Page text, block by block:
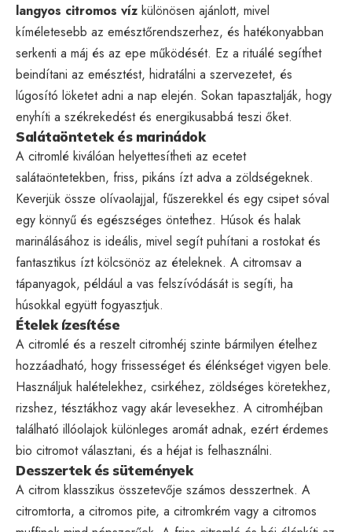
langyos citromos víz különösen ajánlott, mivel
kíméletesebb az emésztőrendszerhez, és hatékonyabban
serkenti a máj és az epe működését. Ez a rituálé segíthet
beindítani az emésztést, hidratálni a szervezetet, és
lúgosító löketet adni a nap elején. Sokan tapasztalják, hogy
enyhíti a székrekedést és energikusabbá teszi őket.
Salátaöntetek és marinádok
A citromlé kiválóan helyettesítheti az ecetet
salátaöntetekben, friss, pikáns ízt adva a zöldségeknek.
Keverjük össze olívaolajjal, fűszerekkel és egy csipet sóval
egy könnyű és egészséges öntethez. Húsok és halak
marinálásához is ideális, mivel segít puhítani a rostokat és
fantasztikus ízt kölcsönöz az ételeknek. A citromsav a
tápanyagok, például a vas felszívódását is segíti, ha
húsokkal együtt fogyasztjuk.
Ételek ízesítése
A citromlé és a reszelt citromhéj szinte bármilyen ételhez
hozzáadható, hogy frissességet és élénkséget vigyen bele.
Használjuk halételekhez, csirkéhez, zöldséges köretekhez,
rizshez, tésztákhoz vagy akár levesekhez. A citromhéjban
található illóolajok különleges aromát adnak, ezért érdemes
bio citromot választani, és a héjat is felhasználni.
Desszertek és sütemények
A citrom klasszikus összetevője számos desszertnek. A
citromtorta, a citromos pite, a citromkrém vagy a citromos